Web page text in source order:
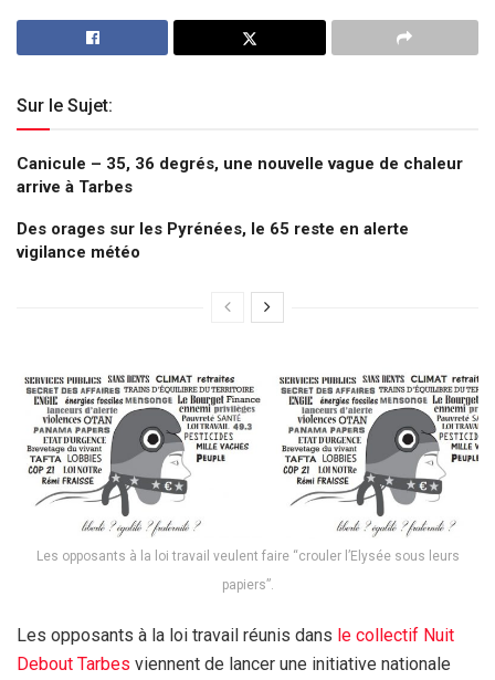
Sur le Sujet:
Canicule – 35, 36 degrés, une nouvelle vague de chaleur
arrive à Tarbes
Des orages sur les Pyrénées, le 65 reste en alerte
vigilance météo
Les opposants à la loi travail veulent faire “crouler l’Elysée sous leurs
papiers”.
Les opposants à la loi travail réunis dans le collectif Nuit
Debout Tarbes viennent de lancer une initiative nationale